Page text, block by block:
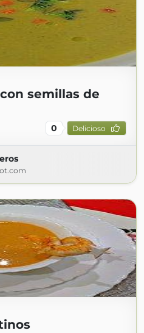
semillas de
0 Delicioso